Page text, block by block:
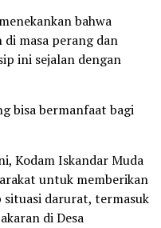
bahwa
masa perang dan
ini sejalan dengan
bisa bermanfaat bagi
Kodam Iskandar Muda
untuk memberikan
situasi darurat, termasuk
di Desa